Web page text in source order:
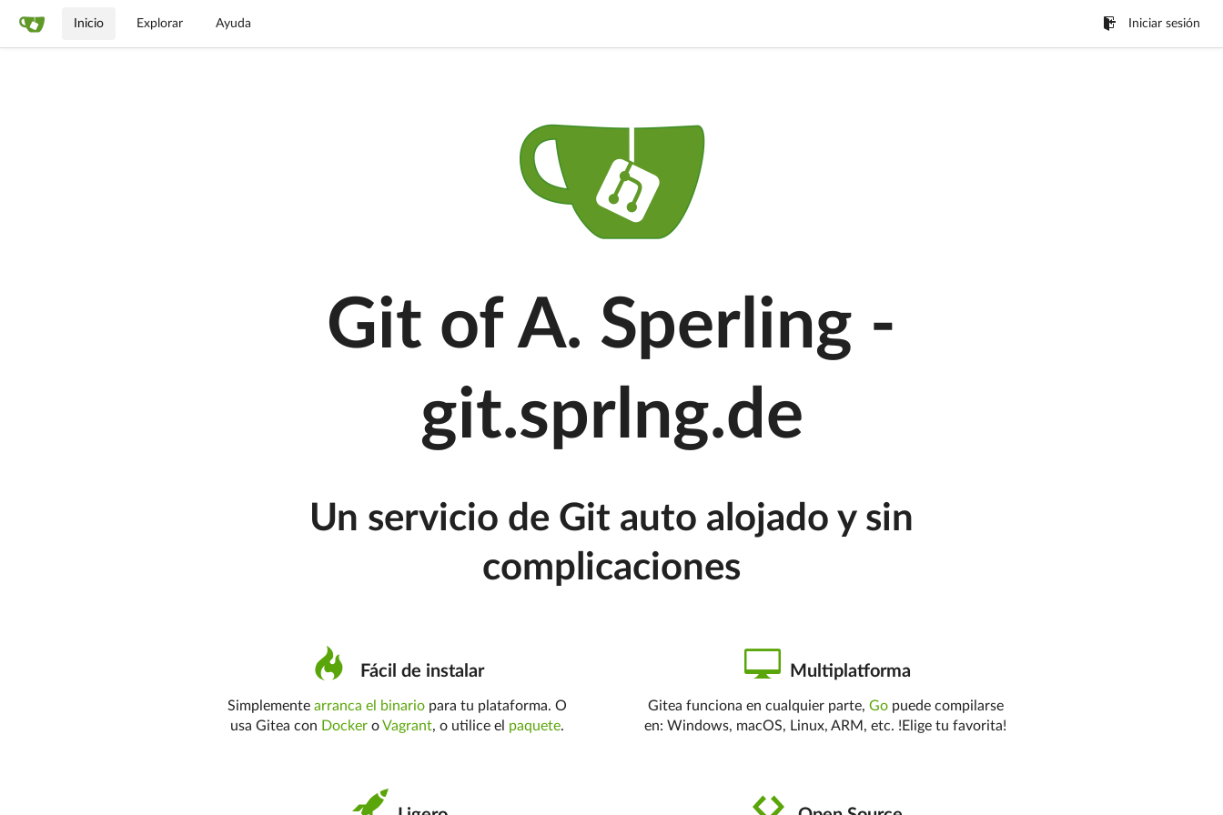
Inicio Explorar Ayuda Iniciar sesión
Git of A. Sperling -
git.sprlng.de
Un servicio de Git auto alojado y sin
complicaciones
Fácil de instalar
Simplementearranca el binario para tu plataforma. O
usa Gitea con Docker oVagrant, o utilice el paquete.
Multiplatforma
Gitea funciona en cualquier parte, Gopuede compilarse
en: Windows, macOS, Linux, ARM, etc. !Elige tu favorita!